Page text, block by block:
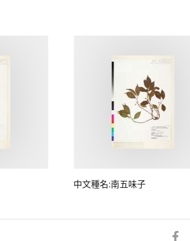
中文種名:南五味子